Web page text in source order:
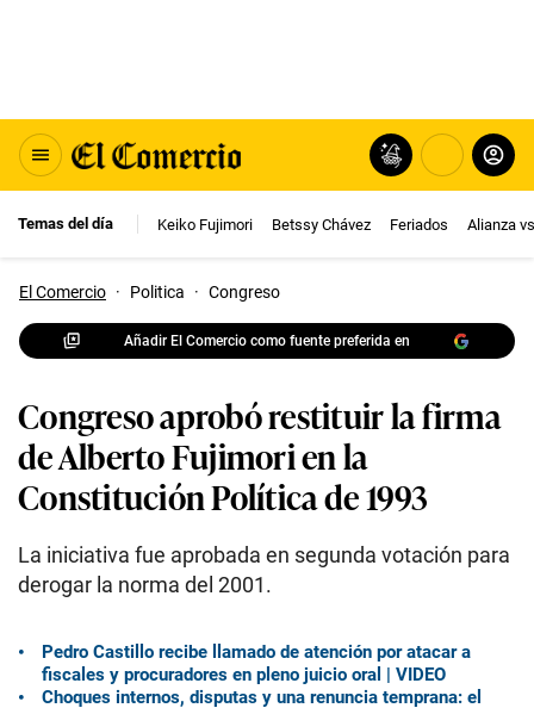
Temas del día Keiko Fujimori Betssy Chávez Feriados Alianza
El Comercio · Politica · Congreso
Añadir El Comercio como fuente preferida en
Congreso aprobó restituir la firma
de Alberto Fujimori en la
Constitución Política de 1993
La iniciativa fue aprobada en segunda votación para
derogar la norma del 2001.
Pedro Castillo recibe llamado de atención por atacar a
fiscales y procuradores en pleno juicio oral | VIDEO
Choques internos, disputas y una renuncia temprana: el